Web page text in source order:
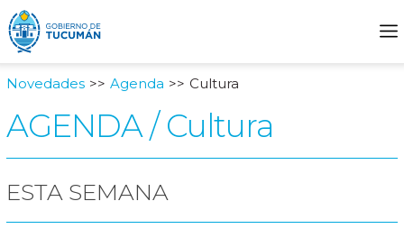
Novedades Agenda Cultura
AGENDA / Cultura
ESTA SEMANA